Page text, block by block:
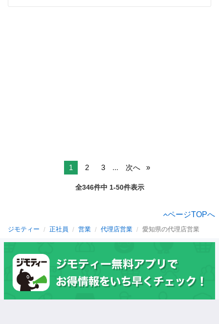
1 2 3 ... 次へ
全346件中 1-50件表示
ページTOPへ
ジモティー 正社員 営業 代理店営業 愛知県の代理店営業